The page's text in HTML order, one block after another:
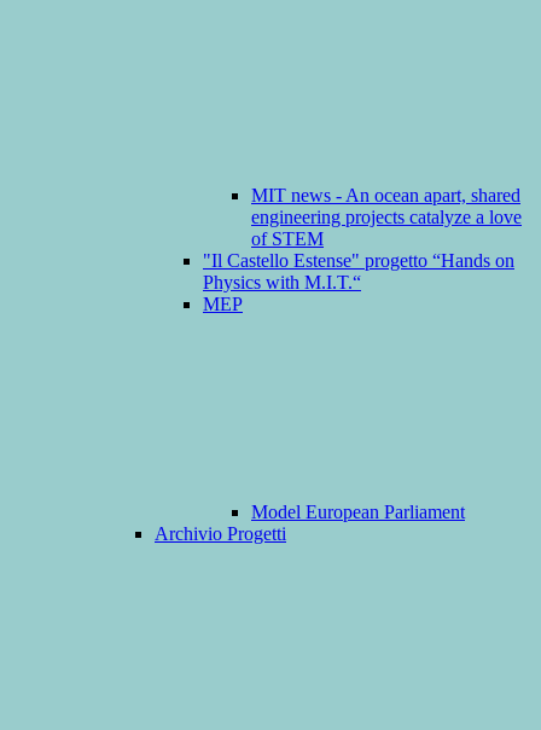
MIT news - An ocean apart, shared
engineering projects catalyze a love
of STEM
"Il Castello Estense" progetto “Hands on
Physics with M.I.T.“
MEP
Model European Parliament
Archivio Progetti